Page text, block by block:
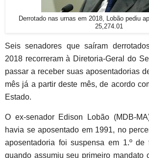
Derrotado nas urnas em 2018, Lobão pediu
25,274.01
Seis senadores que saíram
2018 recorreram à Diretoria-Geral do
passar a receber suas aposentadorias
mês já a partir deste mês, de acordo
Estado.
O ex-senador Edison Lobão (MDB-
havia se aposentado em 1991, no
aposentadoria foi suspensa em 1.º de
quando assumiu seu primeiro mandato